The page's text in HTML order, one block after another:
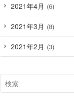
2021年4月 (6)
2021年3月 (8)
2021年2月 (3)